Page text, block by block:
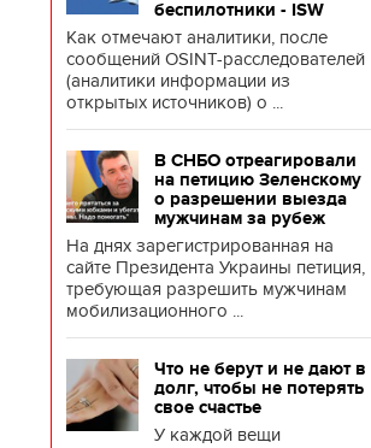
беспилотники - ISW
Как отмечают аналитики, после
сообщений OSINT-расследователей
(аналитики информации из
открытых источников) о ...
В СНБО отреагировали
на петицию Зеленскому
о разрешении выезда
мужчинам за рубеж
На днях зарегистрированная на
сайте Президента Украины петиция,
требующая разрешить мужчинам
мобилизационного ...
Что не берут и не дают в
долг, чтобы не потерять
свое счастье
У каждой вещи